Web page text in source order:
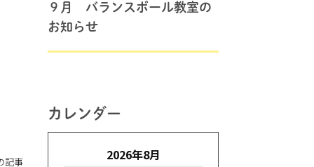
記事
９月 バランスボール教室の
お知らせ
カレンダー
2026年8月